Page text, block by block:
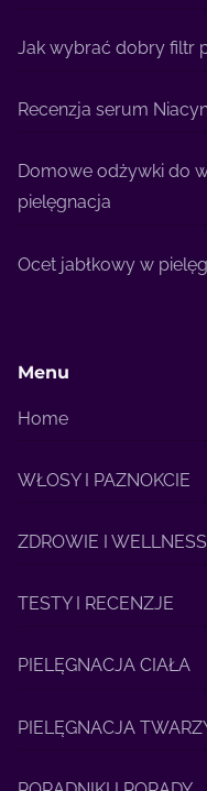
Jak wybrać dobry filtr
Recenzja serum
Domowe odżywki do
pielęgnacja
Ocet jabłkowy w
Menu
Home
WŁOSY I PAZNOKCIE
ZDROWIE I WELLNESS
TESTY I RECENZJE
PIELĘGNACJA CIAŁA
PIELĘGNACJA